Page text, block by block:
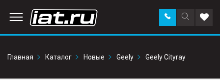
Поиск
по
Заказать
звонок в
Главная
Каталог Новые Geely Geely Cityray